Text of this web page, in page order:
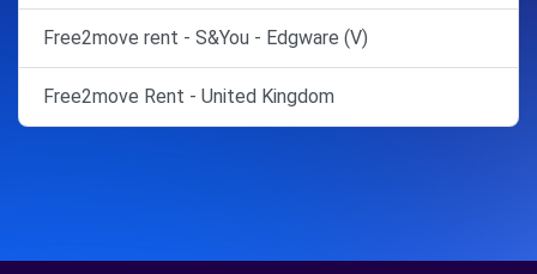
Free2move rent - S&You - Edgware (V)
Free2move Rent - United Kingdom